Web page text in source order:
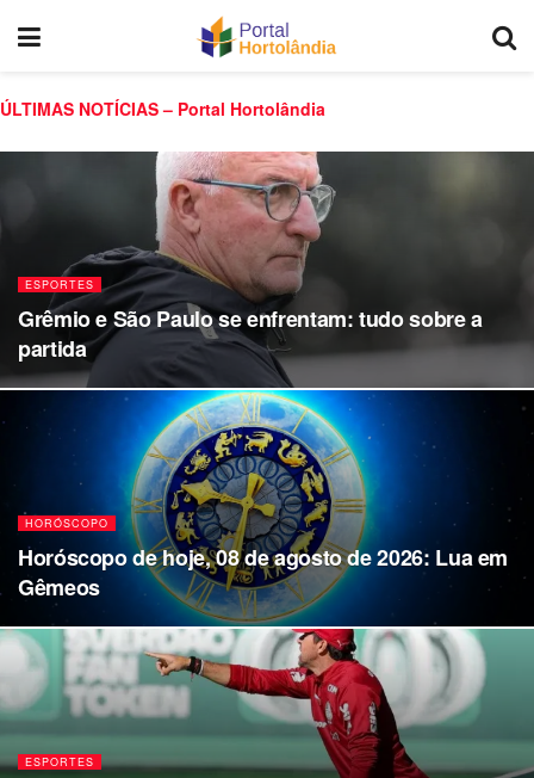
ÚLTIMAS NOTÍCIAS – Portal Hortolândia
ESPORTES
Grêmio e São Paulo se enfrentam: tudo sobre a
partida
HORÓSCOPO
Horóscopo de hoje, 08 de agosto de 2026: Lua em
Gêmeos
ESPORTES